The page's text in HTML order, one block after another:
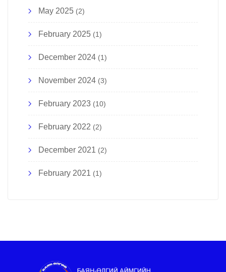
May 2025 (2)
February 2025 (1)
December 2024 (1)
November 2024 (3)
February 2023 (10)
February 2022 (2)
December 2021 (2)
February 2021 (1)